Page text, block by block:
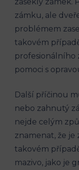
zámku, ale
problémem
takovém
profesionálního
pomoci s
Další příčinou
nebo zahnutý
nejde celým
znamenat, že je
takovém
mazivo, jako je